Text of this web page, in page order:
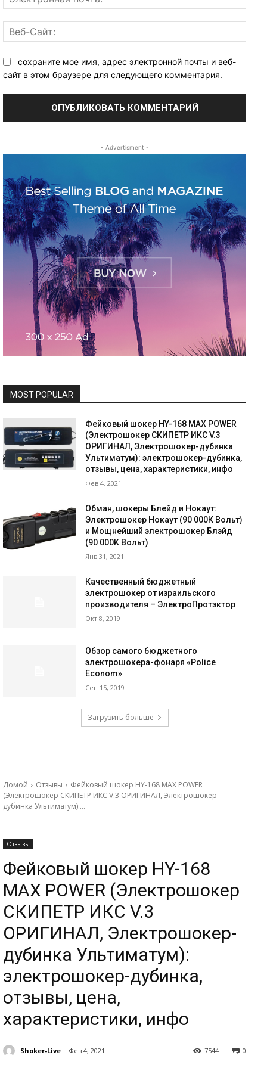
Сайт:
сохраните мое имя, адрес электронной почты и веб-
сайт в этом браузере для следующего комментария.
- Advertisment -
MOST POPULAR
Фейковый шокер HY-168 MAX POWER
(Электрошокер СКИПЕТР ИКС V.3
ОРИГИНАЛ, Электрошокер-дубинка
Ультиматум): электрошокер-дубинка,
отзывы, цена, характеристики, инфо
Фев 4, 2021
Обман, шокеры Блейд и Нокаут:
Электрошокер Нокаут (90 000К Вольт)
и Мощнейший электрошокер Блэйд
(90 000K Вольт)
Янв 31, 2021
Качественный бюджетный
электрошокер от израильского
производителя – ЭлектроПротэктор
Окт 8, 2019
Обзор самого бюджетного
электрошокера-фонаря «Police
Econom»
Сен 15, 2019
Загрузить больше